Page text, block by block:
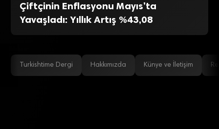
Çiftçinin Enflasyonu Mayıs’ta
Yavaşladı: Yıllık Artış %43,08
Turkishtime Dergi Hakkımızda Künye ve İletişim